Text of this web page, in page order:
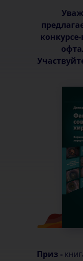
Приз -